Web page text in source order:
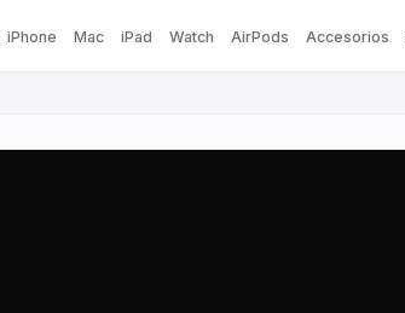
iPhone Mac iPad Watch AirPods Accesorios